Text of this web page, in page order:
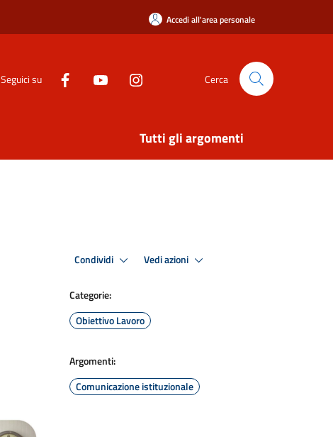
Accedi all'area personale
Seguici su Cerca
Tutti gli argomenti
Condividi Vedi azioni
Categorie:
Obiettivo Lavoro
Argomenti:
Comunicazione istituzionale